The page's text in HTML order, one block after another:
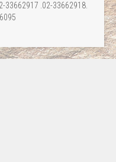
33662917 .02-33662918.